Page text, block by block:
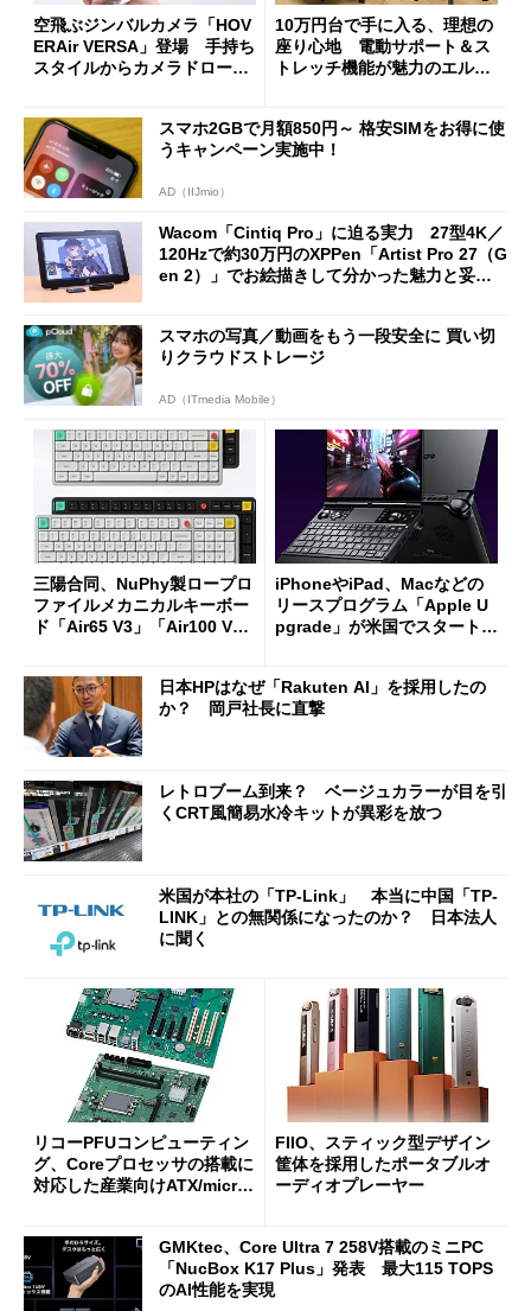
空飛ぶジンバルカメラ「HOV
ERAir VERSA」登場 手持ち
スタイルからカメラドローン
10万円台で手に入る、理想の
座り心地 電動サポート＆ス
トレッチ機能が魅力のエルゴ
スマホ2GBで月額850円～ 格安SIMをお得に使
うキャンペーン実施中！
AD（IIJmio）
Wacom「Cintiq Pro」に迫る実力 27型4K／
120Hzで約30万円のXPPen「Artist Pro 27（G
en 2）」でお絵描きして分かった魅力と妥協
スマホの写真／動画をもう一段安全に 買い切
りクラウドストレージ
AD（ITmedia Mobile）
三陽合同、NuPhy製ロープロ
ファイルメカニカルキーボー
ド「Air65 V3」「Air100 V
iPhoneやiPad、Macなどの
リースプログラム「Apple U
pgrade」が米国でスタート／
ut」が明...
日本HPはなぜ「Rakuten AI」を採用したの
か？ 岡戸社長に直撃
レトロブーム到来？ ベージュカラーが目を引
くCRT風簡易水冷キットが異彩を放つ
米国が本社の「TP-Link」 本当に中国「TP-
LINK」との無関係になったのか？ 日本法人
に聞く
リコーPFUコンピューティン
グ、Coreプロセッサの搭載に
対応した産業向けATX/micro
FIIO、スティック型デザイン
筐体を採用したポータブルオ
ーディオプレーヤー
GMKtec、Core Ultra 7 258V搭載のミニPC
「NucBox K17 Plus」発表 最大115 TOPS
のAI性能を実現